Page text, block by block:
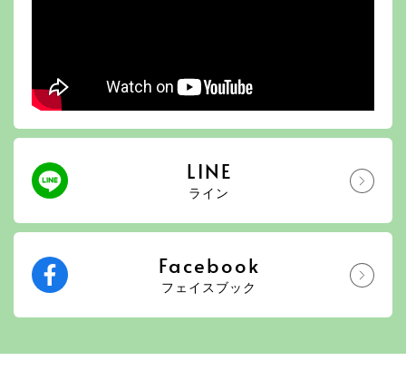
LINE
ライン
Facebook
フェイスブック